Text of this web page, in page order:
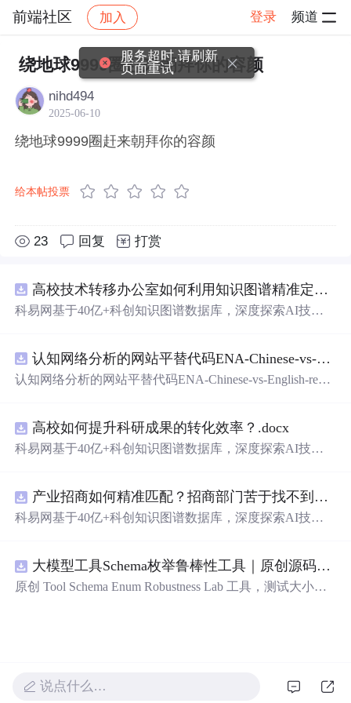
前端社区 加入 登录 频道
社区 前端社区 感慨 帖子详情
绕地球9999圈赶来朝拜你的容颜
nihd494
2025-06-10
绕地球9999圈赶来朝拜你的容颜
给本帖投票
23 回复 打赏
高校技术转移办公室如何利用知识图谱精准定位产业需求与技术适配点？.docx
科易网基于40亿+科创知识图谱数据库，深度探索AI技术
新领域的AI+数智化解决方案，推动科技创新与产业创新
智能化发展。
认知网络分析的网站平替代码ENA-Chinese-vs-English-reproducible.zip
认知网络分析的网站平替代码ENA-Chinese-vs-English-repro
高校如何提升科研成果的转化效率？.docx
科易网基于40亿+科创知识图谱数据库，深度探索AI技术
新领域的AI+数智化解决方案，推动科技创新与产业创新
智能化发展。
产业招商如何精准匹配？招商部门苦于找不到符合产业链补链强链方向的目标企业怎么办？.docx
科易网基于40亿+科创知识图谱数据库，深度探索AI技术
新领域的AI+数智化解决方案，推动科技创新与产业创新
智能化发展。
大模型工具Schema枚举鲁棒性工具｜原创源码+测试+离线报告
原创 Tool Schema Enum Robustness Lab 工具，测试大小
热点产品或开源项目源码、Logo、官方截图、论文、生产
说点什么…
服务超时,请刷新
页面重试